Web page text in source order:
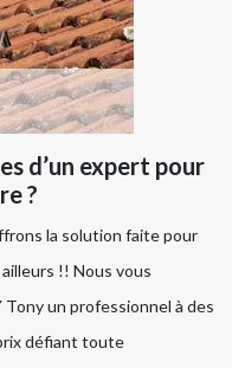
d’un expert pour
?
la solution faite pour
!! Nous vous
un professionnel à des
défiant toute